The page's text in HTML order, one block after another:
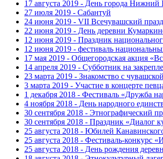
17 августа 2019 - День города Нижний
27 июля 2019 - Сабантуй
24 июня 2019 - VII Всечувашский
22 июня 2019 - День деревни
12 июня 2019 - Праздник
12 июня 2019 - фестиваль
17 мая 2019 - Общегородская акция
14 апреля 2019 - Субботник на
23 марта 2019 - Знакомство с
3 марта 2019 - Участие в концерте
1 декабря 2018 - Фестиваль «Дружба
4 ноября 2018 - День народного
30 сентября 2018 - Этнографический
30 сентября 2018 - Праздник «Диалог
25 августа 2018 - Юбилей
25 августа 2018 - Фестиваль-конкурс
25 августа 2018 - День рождения